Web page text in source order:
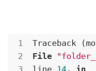
Traceback
File